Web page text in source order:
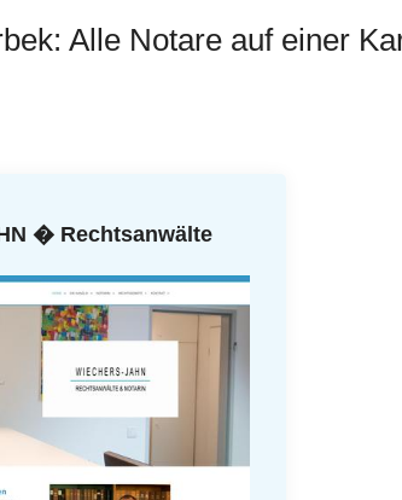
Alle Notare auf einer
� Rechtsanwälte